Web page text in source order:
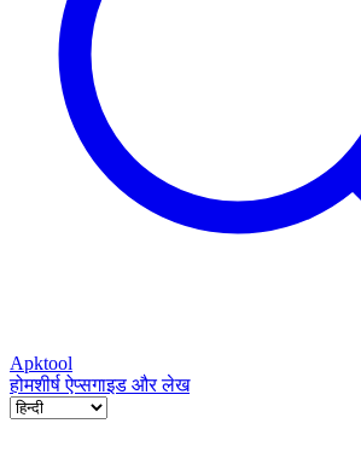
Apktool
होमशीर्ष ऐप्सगाइड और लेख